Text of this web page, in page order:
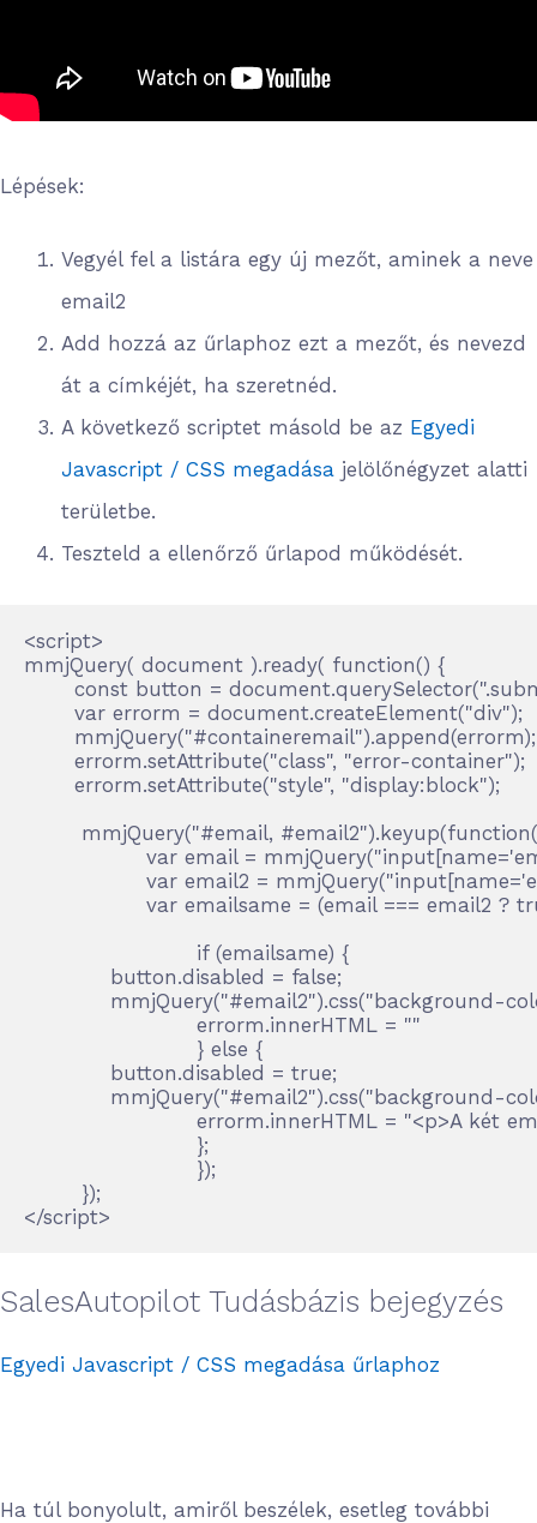
Lépések:
Vegyél fel a listára egy új mezőt, aminek a neve
email2
Add hozzá az űrlaphoz ezt a mezőt, és nevezd
át a címkéjét, ha szeretnéd.
A következő scriptet másold be az Egyedi
Javascript / CSS megadása jelölőnégyzet alatti
területbe.
Teszteld a ellenőrző űrlapod működését.
<script>
mmjQuery( document ).ready( function() {
const button =
       var errorm = document.createElement("div");
       mmjQuery("#containeremail").append(errorm);
       errorm.setAttribute("class", "error-container");
       errorm.setAttribute("style", "display:block");
mmjQuery("#email,
            button.disabled = false;
mmjQuery("#email2").css("background-
            button.disabled = true;
mmjQuery("#email2").css("background-
</script>
SalesAutopilot Tudásbázis bejegyzés
Egyedi Javascript / CSS megadása űrlaphoz
Ha túl bonyolult, amiről beszélek, esetleg további